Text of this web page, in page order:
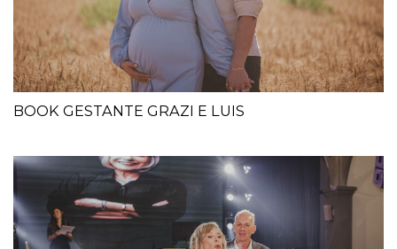
BOOK GESTANTE GRAZI E LUIS